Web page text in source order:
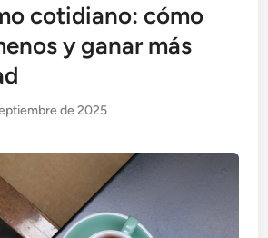
cotidiano: cómo
y ganar más
de 2025